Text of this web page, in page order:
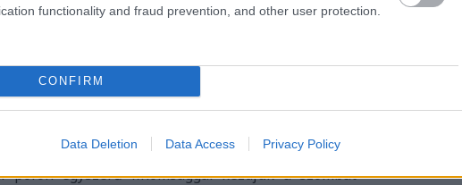
functionality and fraud prevention, and other user protection.
CONFIRM
Data Deletion Data Access Privacy Policy
sütemény is karácsonykor legutoljára
három hét. Pedig kevés jobb dolog van annál,
egyszerű finomsággal kezdjük a szombat